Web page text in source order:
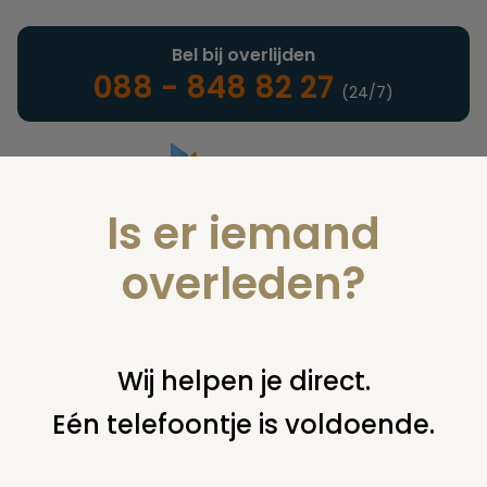
Landelijke uitvaartonderneming
Bel bij overlijden
088 - 848 82 27 (24/7)
U bent hier: home juridisch cremeren bijzetten of
overplaatsing urngraf van me vader
Is er iemand
overleden?
Wij helpen je direct.
Eén telefoontje is voldoende.